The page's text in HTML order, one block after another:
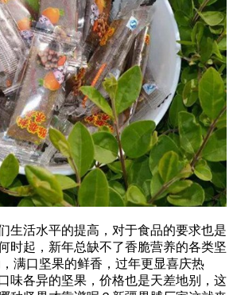
生活水平的提高，对于食品的要求也是
时起，新年总缺不了香脆营养的各类坚
满口坚果的鲜香，过年更显喜庆热
味各异的坚果，价格也是天差地别，这